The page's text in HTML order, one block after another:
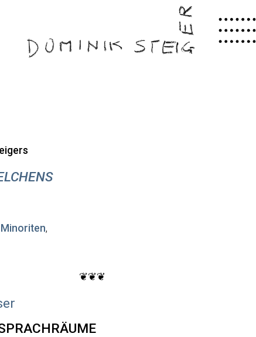
,
❦❦❦